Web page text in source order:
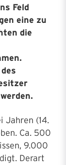
Feld
eine zu
die
Jahren (14.
Ca. 500
9.000
Derart